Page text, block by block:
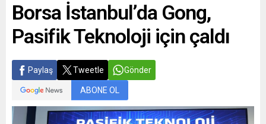
Borsa İstanbul’da Gong,
Pasifik Teknoloji için çaldı
Paylaş Tweetle Gönder
ABONE OL